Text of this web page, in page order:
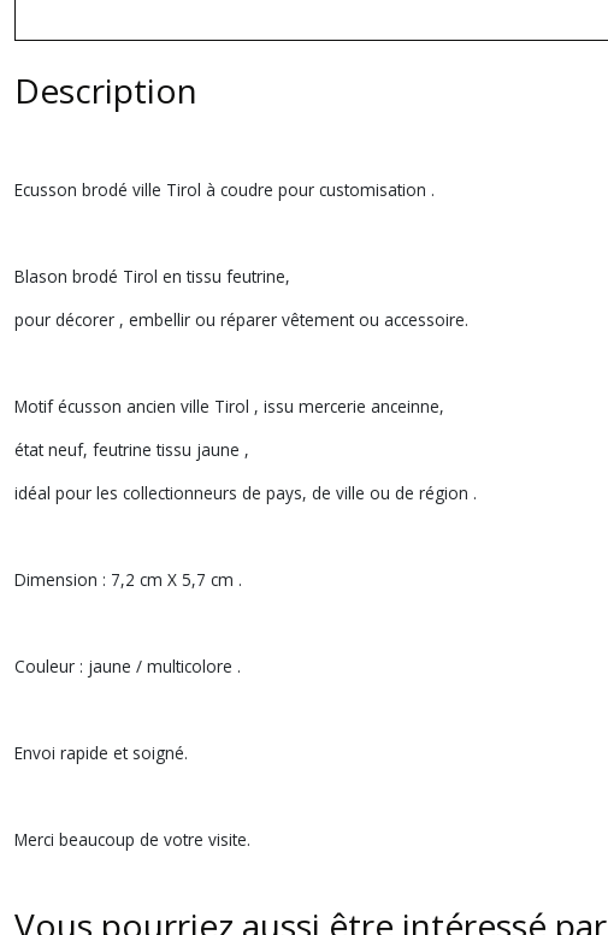
Description
Ecusson brodé ville Tirol à coudre pour customisation .
Blason brodé Tirol en tissu feutrine,
pour décorer , embellir ou réparer vêtement ou accessoire.
Motif écusson ancien ville Tirol , issu mercerie anceinne,
état neuf, feutrine tissu jaune ,
idéal pour les collectionneurs de pays, de ville ou de région .
Dimension : 7,2 cm X 5,7 cm .
Couleur : jaune / multicolore .
Envoi rapide et soigné.
Merci beaucoup de votre visite.
Vous pourriez aussi être intéressé par